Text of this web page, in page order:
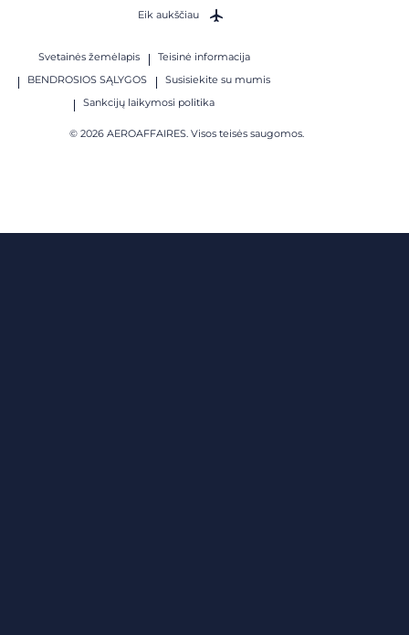
Svetainės žemėlapis
Teisinė informacija
BENDROSIOS SĄLYGOS
Susisiekite su mumis
Sankcijų laikymosi politika
© 2026 AEROAFFAIRES. Visos teisės saugomos.
Eik aukščiau